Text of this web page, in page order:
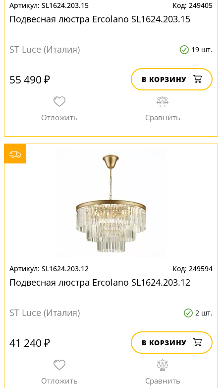
SL1624.203.15 249405
Подвесная люстра Ercolano SL1624.203.15
ST Luce (Италия) 19 шт.
55 490 ₽ В КОРЗИНУ
SL1624.203.12 249594
Подвесная люстра Ercolano SL1624.203.12
ST Luce (Италия) 2 шт.
41 240 ₽ В КОРЗИНУ